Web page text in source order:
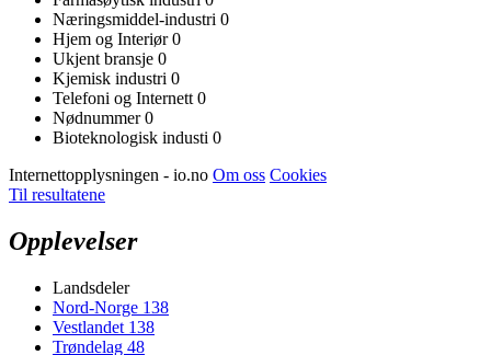
Næringsmiddel-industri 0
Hjem og Interiør0
Ukjent bransje 0
Kjemisk industri 0
Telefoni og Internett 0
Nødnummer0
Bioteknologisk industi 0
Internettopplysningen - io.no Om oss Cookies
Til resultatene
Opplevelser
Landsdeler
Nord-Norge 138
Vestlandet 138
Trøndelag 48